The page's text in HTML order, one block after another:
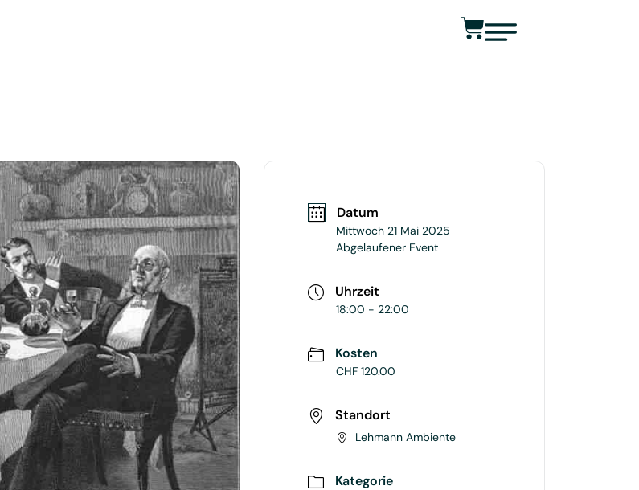
Datum
Mittwoch 21 Mai 2025
Abgelaufener Event
Uhrzeit
18:00 - 22:00
Kosten
CHF 120.00
Standort
Lehmann Ambiente
Kategorie